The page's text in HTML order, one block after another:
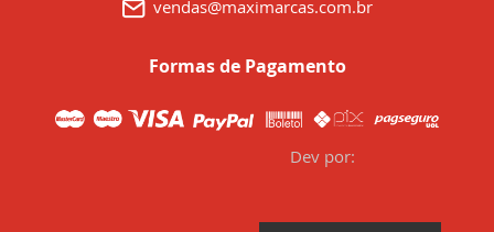
vendas@maximarcas.com.br
Formas de Pagamento
Dev por: